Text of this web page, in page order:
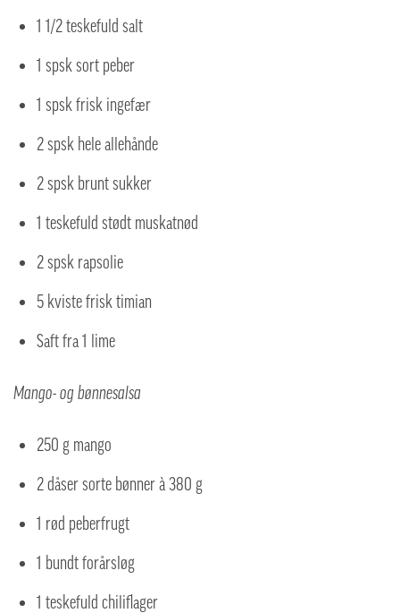
1 1/2 teskefuld salt
1 spsk sort peber
1 spsk frisk ingefær
2 spsk hele allehånde
2 spsk brunt sukker
1 teskefuld stødt muskatnød
2 spsk rapsolie
5 kviste frisk timian
Saft fra 1 lime
Mango- og bønnesalsa
250 g mango
2 dåser sorte bønner à 380 g
1 rød peberfrugt
1 bundt forårsløg
1 teskefuld chiliflager